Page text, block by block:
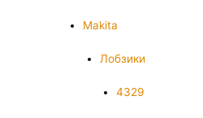
Makita
Лобзики
4329